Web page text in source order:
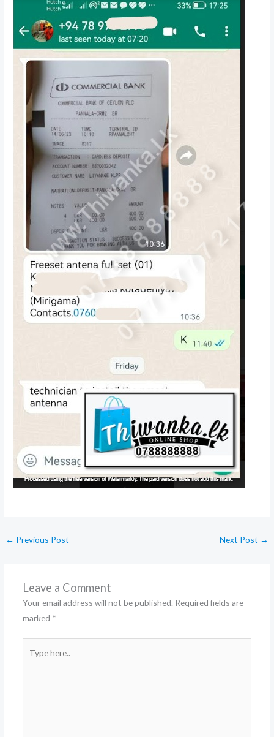
← Previous Post Next Post →
Leave a Comment
Your email address will not be published. Required fields are
marked *
here..